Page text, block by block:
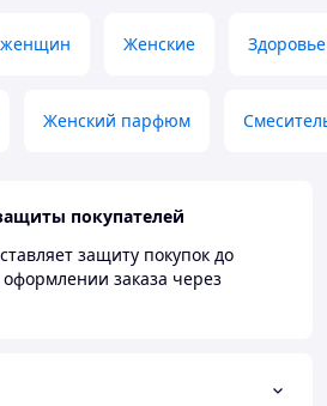
Женские Здоровье
Женский парфюм
покупателей
защиту покупок до
заказа через